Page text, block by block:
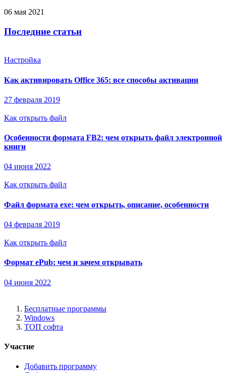
06 мая 2021
Последние статьи
Настройка
Как активировать Office 365: все способы активации
27 февраля 2019
Как открыть файл
Особенности формата FB2: чем открыть файл электронной
книги
04 июня 2022
Как открыть файл
Файл формата exe: чем открыть, описание, особенности
04 февраля 2019
Как открыть файл
Формат ePub: чем и зачем открывать
04 июня 2022
Бесплатные программы
Windows
ТОП софта
Участие
Добавить программу